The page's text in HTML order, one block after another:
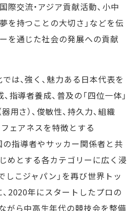
際交流・アジア貢献活動、小中
を持つことの大切さ」などを伝
を通じた社会の発展への貢献
は、強く、魅力ある日本代表を
指導者養成、普及の「四位一体」
用さ）、俊敏性、持久力、組織
フェアネスを特徴とする
の指導者やサッカー関係者と共
めとする各カテゴリーに広く浸
しこジャパン」を再び世界トッ
2020年にスタートしたプロの
がら中高生年代の競技会を整備